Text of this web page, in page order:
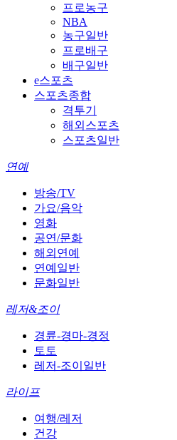
프로농구
NBA
농구일반
프로배구
배구일반
e스포츠
스포츠종합
격투기
해외스포츠
스포츠일반
연예
방송/TV
가요/음악
영화
공연/문화
해외연예
연예일반
문화일반
레저&조이
경륜-경마-경정
토토
레저-조이일반
라이프
여행/레저
건강